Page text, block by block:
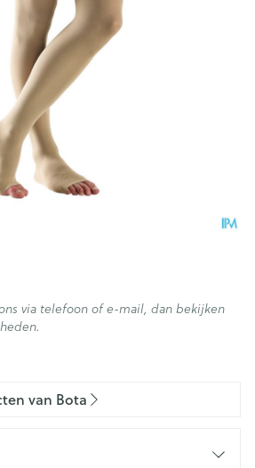
via telefoon of e-mail, dan bekijken
van Bota